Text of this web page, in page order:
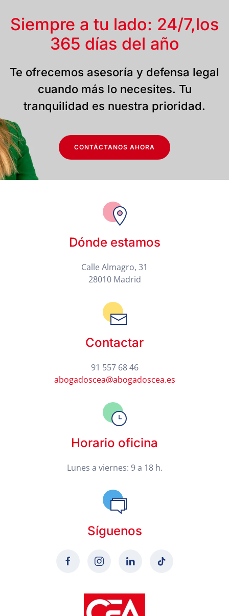
Siempre a tu lado: 24/7,los
365 días del año
Te ofrecemos asesoría y defensa legal
cuando más lo necesites. Tu
tranquilidad es nuestra prioridad.
CONTÁCTANOS AHORA
Dónde estamos
Calle Almagro, 31
28010 Madrid
Contactar
91 557 68 46
abogadoscea@abogadoscea.es
Horario oficina
Lunes a viernes: 9 a 18 h.
Síguenos